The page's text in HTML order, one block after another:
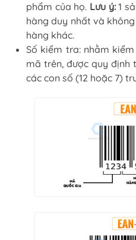
phẩm của họ. Lưu ý:1
hàng duy nhất và
hàng khác.
Số kiểm tra: nhằm
mã trên, được quy định
các con số (12 hoặc 7)